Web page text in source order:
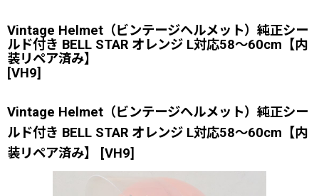
Vintage Helmet（ビンテージヘルメット）純正シー
ルド付き BELL STAR オレンジ L対応58〜60cm【内
装リペア済み】
[VH9]
Vintage Helmet（ビンテージヘルメット）純正シー
ルド付き BELL STAR オレンジ L対応58〜60cm【内
装リペア済み】
[VH9]